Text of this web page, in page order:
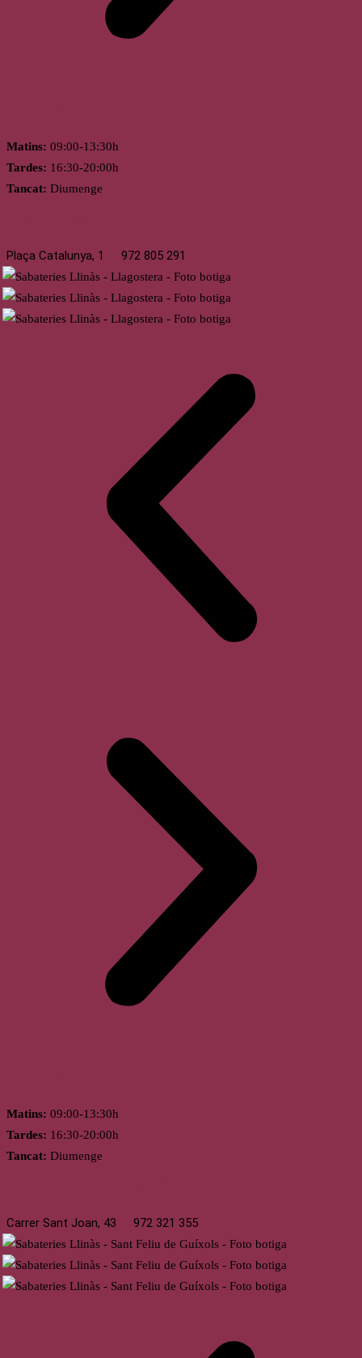
Matins: 09:00-13:30h
Tardes: 16:30-20:00h
Tancat: Diumenge
Plaça Catalunya, 1 972 805 291
Matins: 09:00-13:30h
Tardes: 16:30-20:00h
Tancat: Diumenge
Carrer Sant Joan, 43 972 321 355